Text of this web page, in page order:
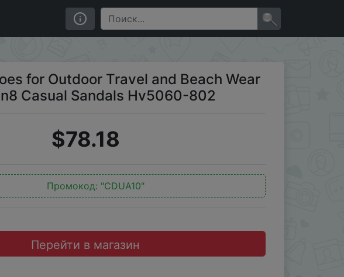
Casual Sandals Hv5060-802
for Outdoor Travel and Beach Wear
Casual Sandals Hv5060-802
$78.18
Промокод: "CDUA10"
Перейти в магазин